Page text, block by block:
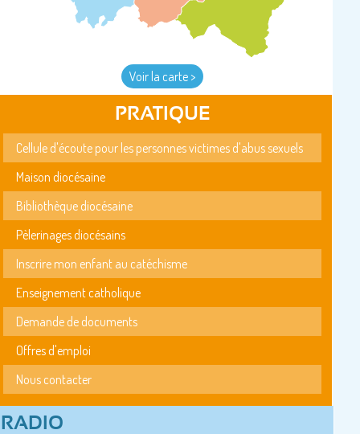
Voir la carte >
PRATIQUE
Cellule d'écoute pour les personnes victimes d'abus sexuels
Maison diocésaine
Bibliothèque diocésaine
Pèlerinages diocésains
Inscrire mon enfant au catéchisme
Enseignement catholique
Demande de documents
Offres d'emploi
Nous contacter
RADIO